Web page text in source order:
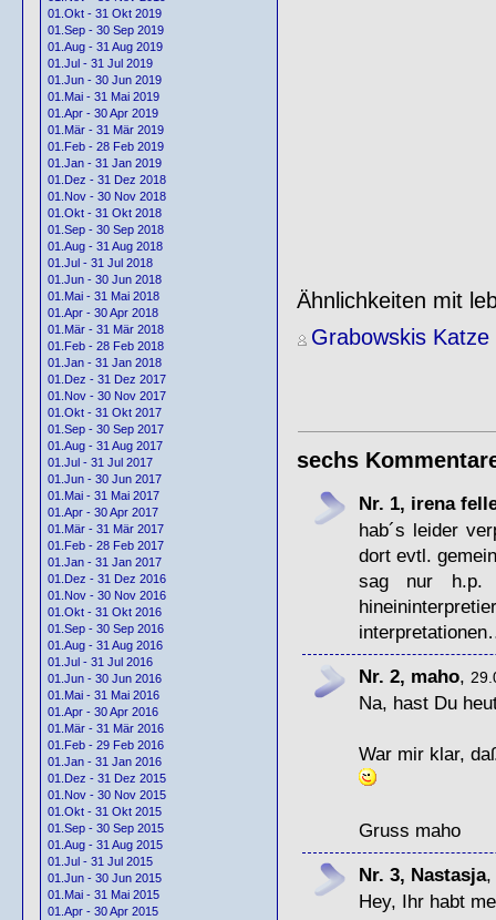
01.Okt - 31 Okt 2019
01.Sep - 30 Sep 2019
01.Aug - 31 Aug 2019
01.Jul - 31 Jul 2019
01.Jun - 30 Jun 2019
01.Mai - 31 Mai 2019
01.Apr - 30 Apr 2019
01.Mär - 31 Mär 2019
01.Feb - 28 Feb 2019
01.Jan - 31 Jan 2019
01.Dez - 31 Dez 2018
01.Nov - 30 Nov 2018
01.Okt - 31 Okt 2018
01.Sep - 30 Sep 2018
01.Aug - 31 Aug 2018
01.Jul - 31 Jul 2018
01.Jun - 30 Jun 2018
01.Mai - 31 Mai 2018
01.Apr - 30 Apr 2018
01.Mär - 31 Mär 2018
01.Feb - 28 Feb 2018
01.Jan - 31 Jan 2018
01.Dez - 31 Dez 2017
01.Nov - 30 Nov 2017
01.Okt - 31 Okt 2017
01.Sep - 30 Sep 2017
01.Aug - 31 Aug 2017
01.Jul - 31 Jul 2017
01.Jun - 30 Jun 2017
01.Mai - 31 Mai 2017
01.Apr - 30 Apr 2017
01.Mär - 31 Mär 2017
01.Feb - 28 Feb 2017
01.Jan - 31 Jan 2017
01.Dez - 31 Dez 2016
01.Nov - 30 Nov 2016
01.Okt - 31 Okt 2016
01.Sep - 30 Sep 2016
01.Aug - 31 Aug 2016
01.Jul - 31 Jul 2016
01.Jun - 30 Jun 2016
01.Mai - 31 Mai 2016
01.Apr - 30 Apr 2016
01.Mär - 31 Mär 2016
01.Feb - 29 Feb 2016
01.Jan - 31 Jan 2016
01.Dez - 31 Dez 2015
01.Nov - 30 Nov 2015
01.Okt - 31 Okt 2015
01.Sep - 30 Sep 2015
01.Aug - 31 Aug 2015
01.Jul - 31 Jul 2015
01.Jun - 30 Jun 2015
01.Mai - 31 Mai 2015
01.Apr - 30 Apr 2015
Ähnlichkeiten mit
Grabowskis Katze
sechs
Nr. 1, irena
hab´s leider
dort evtl.
sag nur h.p.
Nr. 2, maho,
Na, hast Du
War mir klar,
Gruss maho
Nr. 3, Nastasja,
Hey, Ihr habt